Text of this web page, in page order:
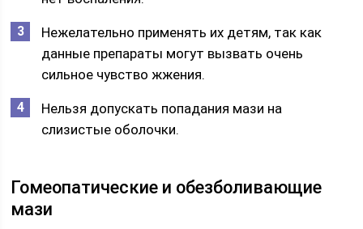
Нежелательно применять их детям, так как
данные препараты могут вызвать очень
сильное чувство жжения.
Нельзя допускать попадания мази на
слизистые оболочки.
Гомеопатические и обезболивающие
мази